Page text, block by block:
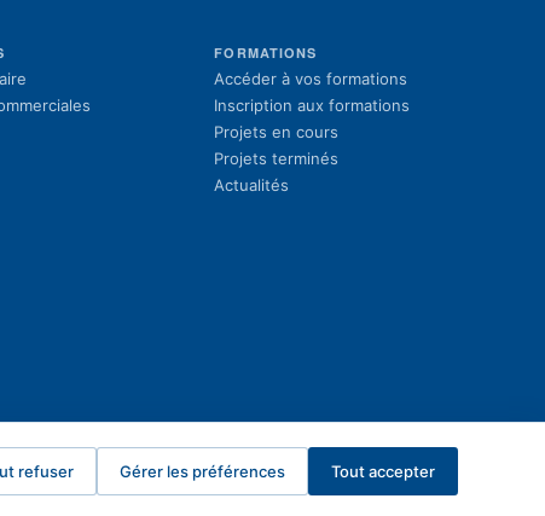
FORMATIONS
Accéder à vos formations
Inscription aux formations
Projets en cours
Projets terminés
Actualités
refuser Gérer les préférences Tout accepter